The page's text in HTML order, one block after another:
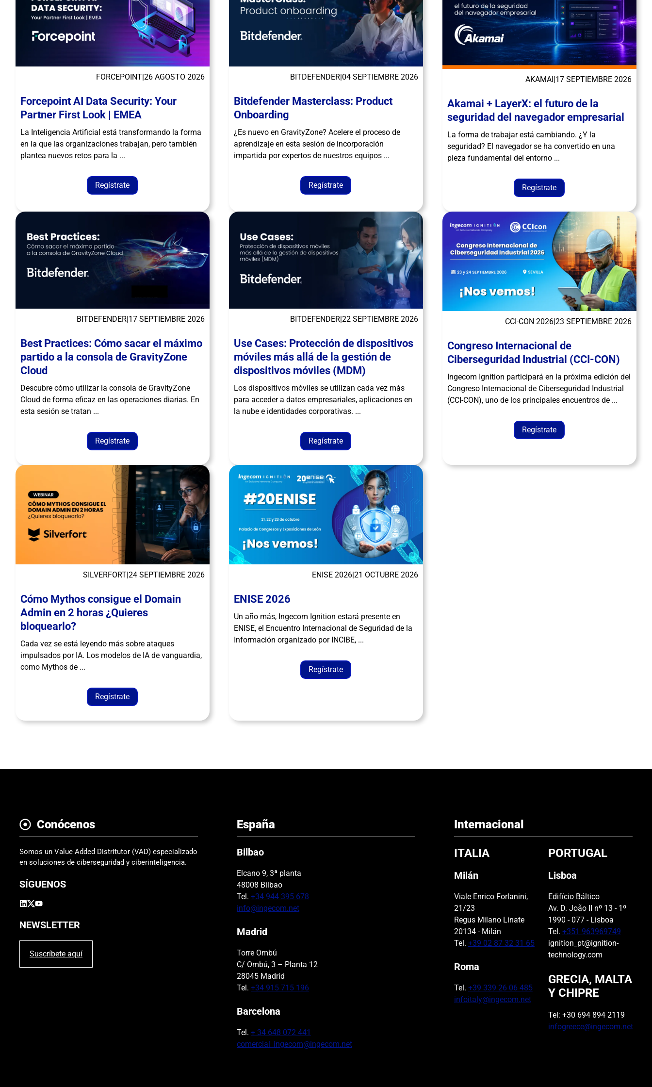
FORCEPOINT| 26 AGOSTO 2026
Forcepoint AI Data Security: Your
Partner First Look | EMEA
La Inteligencia Artificial está transformando la forma
en la que las organizaciones trabajan, pero también
plantea nuevos retos para la ...
Regístrate
BITDEFENDER| 04 SEPTIEMBRE 2026
Bitdefender Masterclass: Product
Onboarding
¿Es nuevo en GravityZone? Acelere el proceso de
aprendizaje en esta sesión de incorporación
impartida por expertos de nuestros equipos ...
Regístrate
AKAMAI|17 SEPTIEMBRE 2026
Akamai + LayerX: el futuro de la
seguridad del navegador empresarial
La forma de trabajar está cambiando. ¿Y la
seguridad? El navegador se ha convertido en una
pieza fundamental del entorno ...
Regístrate
BITDEFENDER|17 SEPTIEMBRE 2026
Best Practices: Cómo sacar el máximo
partido a la consola de GravityZone
Cloud
Descubre cómo utilizar la consola de GravityZone
Cloud de forma eficaz en las operaciones diarias. En
esta sesión se tratan ...
Regístrate
BITDEFENDER|22 SEPTIEMBRE 2026
Use Cases: Protección de dispositivos
móviles más allá de la gestión de
dispositivos móviles (MDM)
Los dispositivos móviles se utilizan cada vez más
para acceder a datos empresariales, aplicaciones en
la nube e identidades corporativas. ...
Regístrate
CCI-CON 2026|23 SEPTIEMBRE 2026
Congreso Internacional de
Ciberseguridad Industrial (CCI-CON)
Ingecom Ignition participará en la próxima edición del
Congreso Internacional de Ciberseguridad Industrial
(CCI-CON), uno de los principales encuentros de ...
Regístrate
SILVERFORT|24 SEPTIEMBRE 2026
Cómo Mythos consigue el Domain
Admin en 2 horas ¿Quieres
bloquearlo?
Cada vez se está leyendo más sobre ataques
impulsados ​​por IA. Los modelos de IA de vanguardia,
como Mythos de ...
Regístrate
ENISE 2026|21 OCTUBRE 2026
ENISE 2026
Un año más, Ingecom Ignition estará presente en
ENISE, el Encuentro Internacional de Seguridad de la
Información organizado por INCIBE, ...
Regístrate
Conócenos
Somos un Value Added Distritutor (VAD) especializado
en soluciones de ciberseguridad y ciberinteligencia.
SÍGUENOS
NEWSLETTER
Suscríbete aquí
España
Bilbao
Elcano 9, 3ª planta
48008 Bilbao
Tel. +34 944 395 678
info@ingecom.net
Madrid
Torre Ombú
C/ Ombú, 3 – Planta 12
28045 Madrid
Tel. +34 915 715 196
Barcelona
Tel. + 34 648 072 441
comercial_ingecom@ingecom.net
Internacional
ITALIA
Milán
Viale Enrico Forlanini,
21/23
Regus Milano Linate
20134 - Milán
Tel. +39 02 87 32 31 65
Roma
Tel. +39 339 26 06 485
infoitaly@ingecom.net
PORTUGAL
Lisboa
Edifício Báltico
Av. D. João II nº 13 - 1º
1990 - 077 - Lisboa
Tel. +351 963969749
ignition_pt@ignition-
technology.com
GRECIA, MALTA
Y CHIPRE
Tel: +30 694 894 2119
infogreece@ingecom.net